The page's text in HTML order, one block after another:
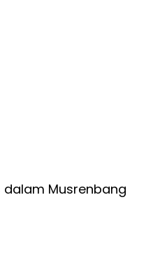
dalam Musrenbang